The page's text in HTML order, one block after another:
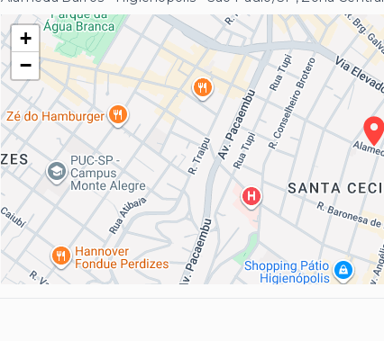
+
−